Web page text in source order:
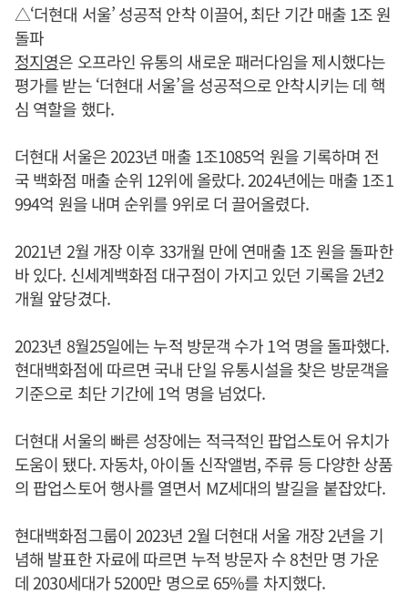
△‘더현대 서울’ 성공적 안착 이끌어, 최단 기간 매출 1조 원
돌파
정지영은 오프라인 유통의 새로운 패러다임을 제시했다는
평가를 받는 ‘더현대 서울’을 성공적으로 안착시키는 데 핵
심 역할을 했다.
더현대 서울은 2023년 매출 1조1085억 원을 기록하며 전
국 백화점 매출 순위 12위에 올랐다. 2024년에는 매출 1조1
994억 원을 내며 순위를 9위로 더 끌어올렸다.
2021년 2월 개장 이후 33개월 만에 연매출 1조 원을 돌파한
바 있다. 신세계백화점 대구점이 가지고 있던 기록을 2년2
개월 앞당겼다.
2023년 8월25일에는 누적 방문객 수가 1억 명을 돌파했다.
현대백화점에 따르면 국내 단일 유통시설을 찾은 방문객을
기준으로 최단 기간에 1억 명을 넘었다.
더현대 서울의 빠른 성장에는 적극적인 팝업스토어 유치가
도움이 됐다. 자동차, 아이돌 신작앨범, 주류 등 다양한 상품
의 팝업스토어 행사를 열면서 MZ세대의 발길을 붙잡았다.
현대백화점그룹이 2023년 2월 더현대 서울 개장 2년을 기
념해 발표한 자료에 따르면 누적 방문자 수 8천만 명 가운
데 2030세대가 5200만 명으로 65%를 차지했다.